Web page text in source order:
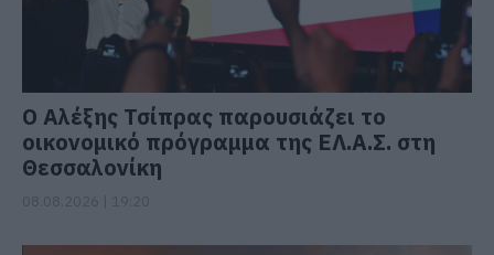
Ο Αλέξης Τσίπρας παρουσιάζει το
οικονομικό πρόγραμμα της ΕΛ.Α.Σ. στη
Θεσσαλονίκη